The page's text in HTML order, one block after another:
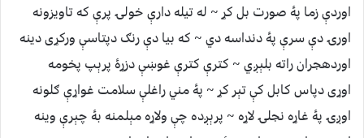
اوردې زما پۀ صورت بل کړ ~ له تيله دارې خولۍ پرې که تاويزونه
اورۍ دې سرې پۀ دنداسه دي ~ که بيا دې رنګ دپتاسې ورکړی دينه
اوردهجران راته بلېږي ~ کترې کترې غوښې دزړۀ پرېپ پخومه
اوړی دپاس کابل کې تېر کړ ~ پۀ مني راغلې سلامت غواړې ګلونه
اوږۍ پۀ غاړه نجلۍ لاړه ~ پرېږده چې ولاړه مېلمنه بۀ چېرې وينه